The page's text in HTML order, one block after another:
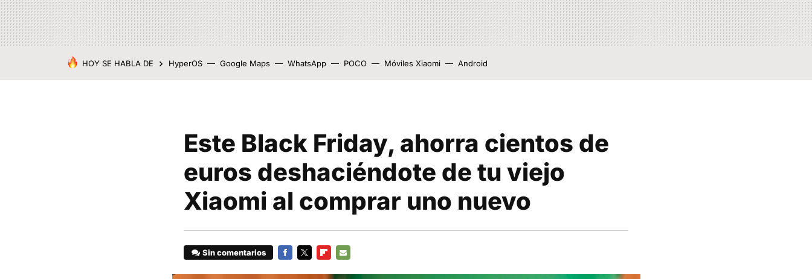
HOY SE HABLA DE HyperOS Google Maps WhatsApp POCO Móviles Xiaomi Android
Este Black Friday, ahorra cientos de
euros deshaciéndote de tu viejo
Xiaomi al comprar uno nuevo
Sin comentarios